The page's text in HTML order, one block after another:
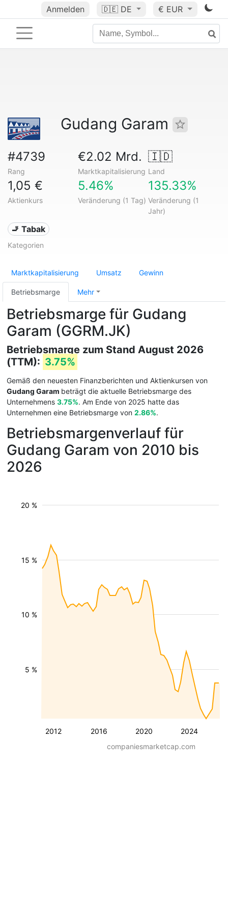
Anmelden 🇩🇪 DE € EUR
Gudang Garam
#4739
Rang
€2.02 Mrd.
Marktkapitalisierung
🇮🇩
Land
1,05 €
Aktienkurs
5.46%
Veränderung (1 Tag)
135.33%
Veränderung (1
Jahr)
🚬 Tabak
Kategorien
Marktkapitalisierung Umsatz Gewinn
Betriebsmarge Mehr
Betriebsmarge für Gudang
Garam (GGRM.JK)
Betriebsmarge zum Stand August 2026
(TTM): 3.75%
Gemäß den neuesten Finanzberichten und Aktienkursen von
Gudang Garam beträgt die aktuelle Betriebsmarge des
Unternehmens 3.75%. Am Ende von 2025 hatte das
Unternehmen eine Betriebsmarge von 2.86%.
Betriebsmargenverlauf für
Gudang Garam von 2010 bis
2026
2012 2016 2020 2024
5 %
10 %
15 %
20 %
companiesmarketcap.com